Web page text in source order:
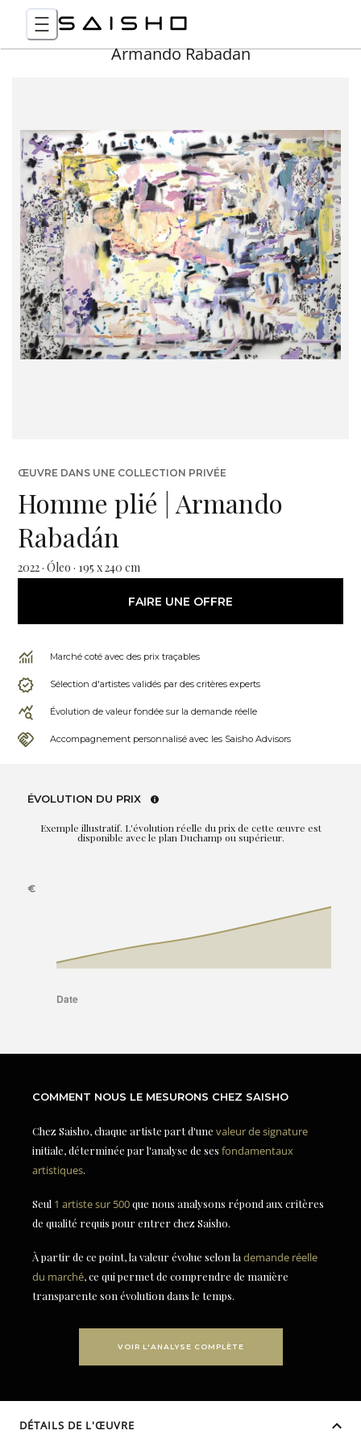
Armando Rabadan
ŒUVRE DANS UNE COLLECTION PRIVÉE
Homme plié | Armando
Rabadán
2022 · Óleo · 195 x 240 cm
FAIRE UNE OFFRE
Marché coté avec des prix traçables
Sélection d'artistes validés par des critères experts
Évolution de valeur fondée sur la demande réelle
Accompagnement personnalisé avec les Saisho Advisors
ÉVOLUTION DU PRIX
Exemple illustratif. L'évolution réelle du prix de cette œuvre est
disponible avec le plan Duchamp ou supérieur.
COMMENT NOUS LE MESURONS CHEZ SAISHO
Chez Saisho, chaque artiste part d'une valeur de signature
initiale, déterminée par l'analyse de ses fondamentaux
artistiques.
Seul 1 artiste sur 500que nous analysons répond aux critères
de qualité requis pour entrer chez Saisho.
À partir de ce point, la valeur évolue selon la demande réelle
du marché, ce qui permet de comprendre de manière
transparente son évolution dans le temps.
VOIR L'ANALYSE COMPLÈTE
DÉTAILS DE L'ŒUVRE